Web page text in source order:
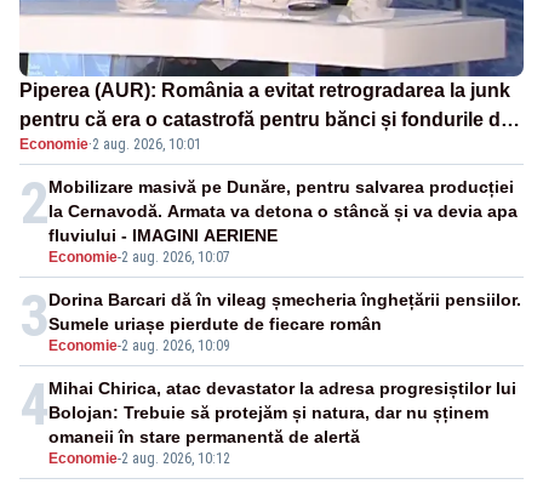
Piperea (AUR): România a evitat retrogradarea la junk
pentru că era o catastrofă pentru bănci și fondurile de
pensii
Economie·2 aug. 2026, 10:01
2
Economie-2 aug. 2026, 10:07
Mobilizare masivă pe Dunăre, pentru salvarea producției
la Cernavodă. Armata va detona o stâncă și va devia apa
fluviului - IMAGINI AERIENE
3 Economie-2 aug. 2026, 10:09
Dorina Barcari dă în vileag șmecheria înghețării pensiilor.
Sumele uriașe pierdute de fiecare român
4
Economie-2 aug. 2026, 10:12
Mihai Chirica, atac devastator la adresa progresiștilor lui
Bolojan: Trebuie să protejăm și natura, dar nu șținem
omaneii în stare permanentă de alertă